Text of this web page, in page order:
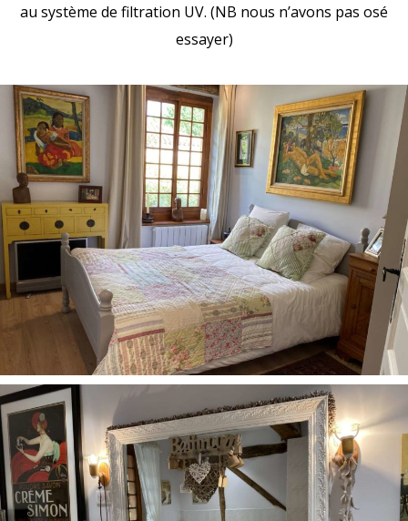
au système de filtration UV. (NB nous n’avons pas osé
essayer)